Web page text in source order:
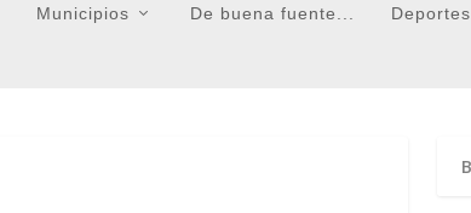
Municipios De buena fuente... Deportes